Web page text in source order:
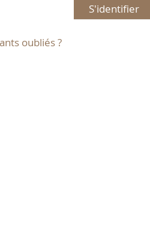
S'identifier
oubliés ?